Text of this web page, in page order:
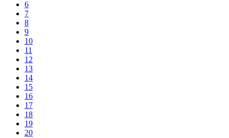
6
7
8
9
10
11
12
13
14
15
16
17
18
19
20